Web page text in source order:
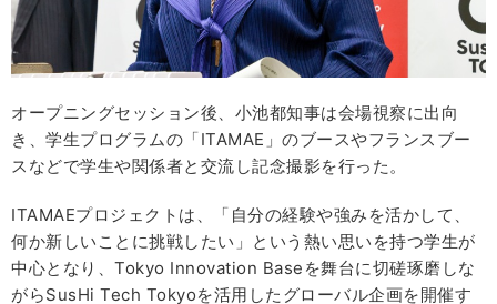
オープニングセッション後、小池都知事は会場視察に出向
き、学生プログラムの「ITAMAE」のブースやフランスブー
スなどで学生や関係者と交流し記念撮影を行った。
ITAMAEプロジェクトは、「自分の経験や強みを活かして、
何か新しいことに挑戦したい」という熱い思いを持つ学生が
中心となり、Tokyo Innovation Baseを舞台に切磋琢磨しな
がらSusHi Tech Tokyoを活用したグローバル企画を開催す